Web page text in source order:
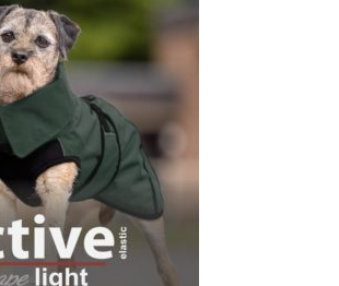
auf.
Die
Optionen
können
auf
der
Produktseite
gewählt
werden